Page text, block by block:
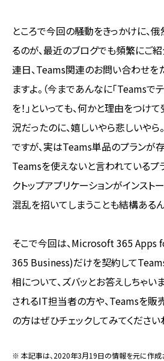
ところで今回の騒動をきっかけに、
るのが、最近のブログでも頻繁にご
連日、Teams関連のお問い合わせを
ますよ。（今まであんなに「Teams
を！」といっても、何かと理由をつけ
況だったのに、嬉しいやら悲しいやら。
ですが、実はTeams単品のプランが
Teamsを使えないと言われているプ
クトップアプリケーションがインスト
混乱を招いてしまうことも結構あるん
そこで今回は、Microsoft 365
365 Business)だけを契約して
相について、ズバッとお答えしちゃい
されるIT担当者の方や、Teamsを販
の方はぜひチェックしてみてください
※ 本記事は、2020年3月19日の情報を元に作成